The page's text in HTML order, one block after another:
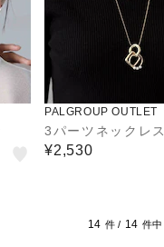
PALGROUP OUTLET
3パーツネックレス
¥2,530
14 件 / 14 件中